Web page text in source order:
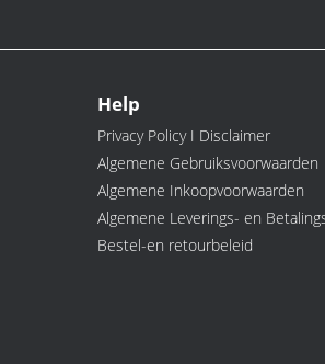
Help
Privacy Policy I Disclaimer
Algemene Gebruiksvoorwaarden
Algemene Inkoopvoorwaarden
Algemene Leverings- en
Bestel-en retourbeleid